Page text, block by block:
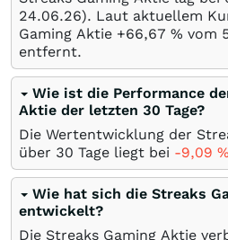
24.06.26). Laut aktuellem
Gaming Aktie +66,67 % vom
entfernt.
Wie ist die Performance
Aktie der letzten 30 Tage?
Die Wertentwicklung der
über 30 Tage liegt bei -9,09 %
Wie hat sich die Streaks
entwickelt?
Die Streaks Gaming Aktie